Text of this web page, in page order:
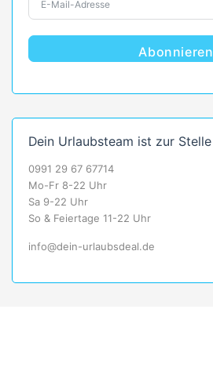
Abonnieren
Dein Urlaubsteam ist zur Stelle
0991 29 67 67714
Mo-Fr 8-22 Uhr
Sa 9-22 Uhr
So & Feiertage 11-22 Uhr
info@dein-urlaubsdeal.de